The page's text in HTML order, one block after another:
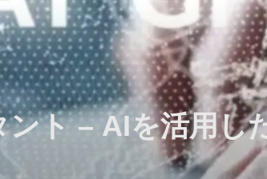
ト – AIを活用し